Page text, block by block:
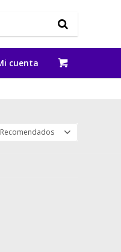
Recomendados